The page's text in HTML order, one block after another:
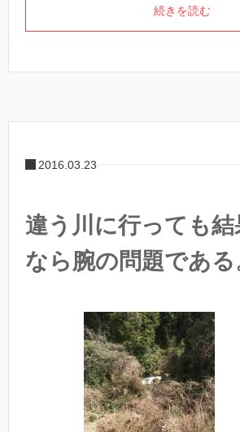
続きを読む
2016.03.23
違う川に行っても結
なら腕の問題であ